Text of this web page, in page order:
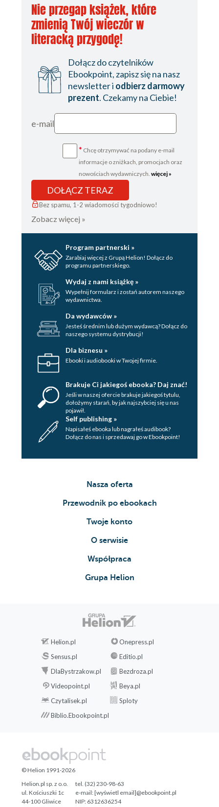
Nie przegap książek, które
zmienią Twój wieczór w
literacką przygodę!
Dołącz do czytelników
Ebookpoint, zapisz się na nasz
newsletter i odbierz darmowy
prezent. Czekamy na Ciebie!
e-mail
* Chcę otrzymywać na podany e-mail
informacje o zniżkach, promocjach oraz
nowościach wydawniczych. więcej »
DOŁĄCZ TERAZ
Bez spamu, 1-2 wiadomości tygodniowo!
Zobacz więcej »
Program partnerski »
Zarabiaj więcej z Grupą Helion! Dołącz do
programu partnerskiego.
Wydaj z nami książkę »
Wypełnij formularz i zostań autorem naszego
wydawnictwa.
Da wydawców »
Jesteś średnim lub dużym wydawcą? Dołącz do
naszego systemu dystrybucji!
Dla biznesu »
Ebooki i audiobooki w Twojej firmie.
Brakuje Ci jakiegoś ebooka? Daj znać!
Jeśli w naszej ofercie brakuje jakiegoś tytulu,
dołożymy starań, by jak najszybciej się u nas
pojawił.
Self publishing »
Napisałeś ebooka lub nagrałeś audibook?
Dołącz do nas i sprzedawaj go w Ebookpoint!
Nasza oferta
Przewodnik po ebookach
Twoje konto
O serwisie
Współpraca
Grupa Helion
Helion.pl
Onepress.pl
Sensus.pl
Editio.pl
DlaBystrzakow.pl
Bezdroza.pl
Videopoint.pl
Beya.pl
Czytalisek.pl
Sploty
Biblio.Ebookpoint.pl
© Helion 1991-2026
Helion.pl sp. z o.o.
ul. Kościuszki 1c
44-100 Gliwice
tel. (32) 230-98-63
e-mail:[wyświetl email]@ebookpoint.pl
NIP: 6312636254